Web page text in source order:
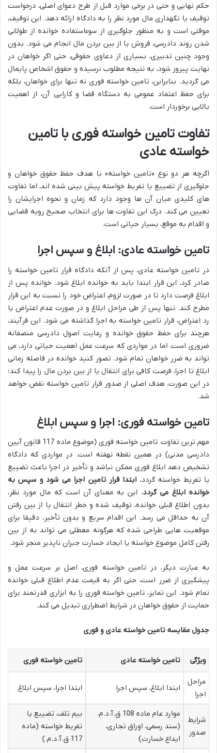
حکم نهایی و حتی در برخی موارد قبل از طرح دعوای اصلی، درخواست
توقیف یا نگهداری مال مورد نظر را به دادگاه ارائه دهد. این توقیف،
موقتی است و به منظور جلوگیری از سوءاستفاده خوانده از طولانی
شدن روند دادرسی، فروش یا از بین بردن مال انجام می شود. بدون
وجود چنین تدبیری، بسیاری از دعاوی حقوقی، حتی اگر خواهان در
نهایت پیروز شود، به نتیجه مطلوب نرسیده و حقوق اشخاص پایمال
می گردید. بنابراین، تامین خواسته فوری نه تنها برای خواهان، بلکه
برای حفظ اعتماد عمومی به دستگاه قضا و کارایی آن، از اهمیت
بالایی برخوردار است.
تفاوت تامین خواسته فوری با تامین
خواسته عادی
اگرچه هر دو نوع «تامین خواسته» با هدف حفظ حقوق خواهان و
جلوگیری از تضییع یا تفریط خواسته پیش بینی شده اند، اما تفاوت
های کلیدی میان آن ها وجود دارد که زمان و نحوه اجرایشان را
تعیین می کند. درک این تفاوت ها برای انتخاب صحیح رویه قضایی
و اقدام به موقع، بسیار حیاتی است.
تامین خواسته عادی: ابلاغ و سپس اجرا
در تامین خواسته عادی، پس از آنکه دادگاه قرار تامین خواسته را
صادر کرد، این قرار ابتدا باید به خوانده ابلاغ شود. خوانده پس از
ابلاغ فرصت دارد تا در صورت لزوم، اعتراض خود را نسبت به این قرار
مطرح کند. تنها پس از طی مراحل ابلاغ و در صورت عدم اعتراض یا
رد اعتراض، قرار تامین خواسته به اجرا گذاشته می شود. این فرآیند،
هرچند برای حفظ حقوق خوانده و رعایت اصول دادرسی منصفانه
ضروری است، اما در مواردی که سرعت عمل اهمیت حیاتی دارد، می
تواند به ضرر خواهان تمام شود. تصور کنید خوانده در فاصله زمانی
ابلاغ تا اجرا، فرصت کافی برای انتقال یا از بین بردن مال را پیدا کند؛
در این صورت، هدف اصلی از صدور قرار تامین خواسته نقض خواهد
شد.
تامین خواسته فوری: اجرا و سپس ابلاغ
مهم ترین تفاوت تامین خواسته فوری (موضوع ماده 117 قانون آیین
دادرسی مدنی) در همین نقطه نهفته است. در مواردی که دادگاه
تشخیص دهد ابلاغ فوری ممکن نباشد و تأخیر در اجرا باعث تضییع
یا تفریط خواسته گردد، ابتدا قرار تامین اجرا می شود و سپس به
خوانده ابلاغ می گردد. این به معنای آن است که مال مورد نظر،
بدون اطلاع قبلی خوانده، توقیف شده و خطر انتقال یا از بین رفتن
آن به حداقل می رسد. این اقدام سریع و بدون تأخیر، دقیقا برای
موقعیت هایی طراحی شده که هرگونه معطلی می تواند به از بین
رفتن کامل موضوع خواسته یا ایجاد خسارت جبران ناپذیر منجر شود.
به عبارت دیگر، در تامین خواسته فوری، اصل بر سرعت عمل و
پیشگیری از ضرر است، حتی اگر به قیمت عدم اطلاع قبلی خوانده
تمام شود. این تمایز، تامین خواسته فوری را به ابزاری قدرتمند برای
حمایت از حقوق خواهان در شرایط اضطراری تبدیل می کند.
جدول مقایسه تامین خواسته عادی و فوری
ویژگی تامین خواسته عادی تامین خواسته فوری
مراحل
اجرا
ابتدا ابلاغ، سپس اجرا ابتدا اجرا، سپس ابلاغ
شرایط
صدور
موارد عام ماده 108 ق.آ.د.م.
(سند رسمی، اوراق تجاری،
ایداع خسارت)
بیم تلف، تضییع یا
تفریط خواسته (ماده
117 ق.آ.د.م.)